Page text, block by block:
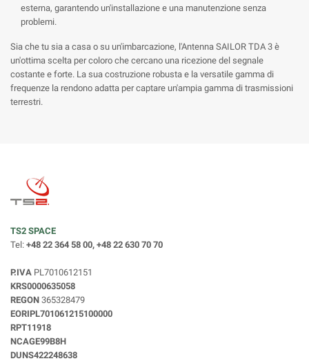
esterna, garantendo un'installazione e una manutenzione senza
problemi.
Sia che tu sia a casa o su un'imbarcazione, l'Antenna SAILOR TDA 3 è
un'ottima scelta per coloro che cercano una ricezione del segnale
costante e forte. La sua costruzione robusta e la versatile gamma di
frequenze la rendono adatta per captare un'ampia gamma di trasmissioni
terrestri.
TS2 SPACE
Tel: +48 22 364 58 00, +48 22 630 70 70
P.IVA PL7010612151
KRS0000635058
REGON 365328479
EORIPL701061215100000
RPT11918
NCAGE99B8H
DUNS422248638